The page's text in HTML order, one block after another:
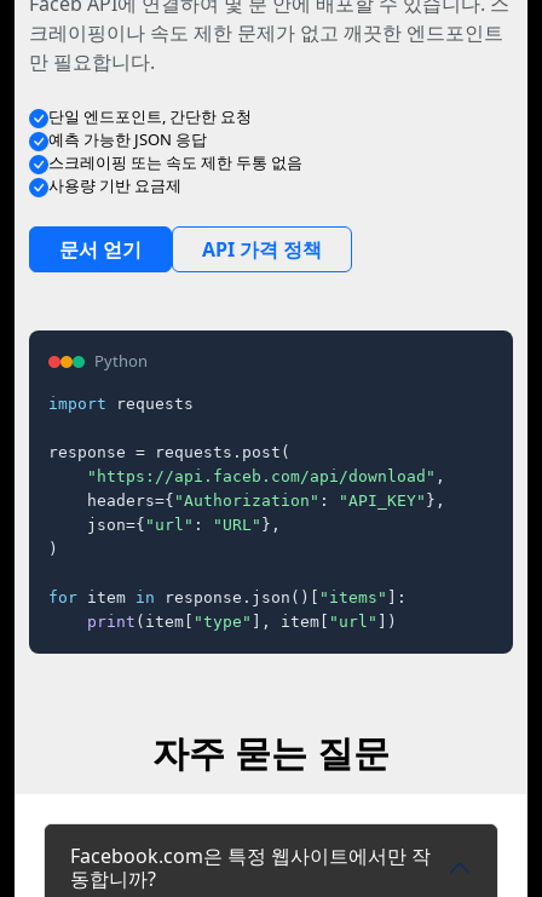
크레이핑이나 속도 제한 문제가 없고 깨끗한 엔드포인트
만 필요합니다.
단일 엔드포인트, 간단한 요청
예측 가능한 JSON 응답
스크레이핑 또는 속도 제한 두통 없음
사용량 기반 요금제
문서 얻기 API 가격 정책
Python
import requests
response = requests.post(
"https://api.faceb.com/api/download" ,
    headers={
"Authorization" : "API_KEY" },
    json={
"url" : "URL" },
)
for item in response.json()[ "items"
]:
print (item[ "type" ], item[ "url" ])
자주 묻는 질문
Facebook.com은 특정 웹사이트에서만 작
동합니까?